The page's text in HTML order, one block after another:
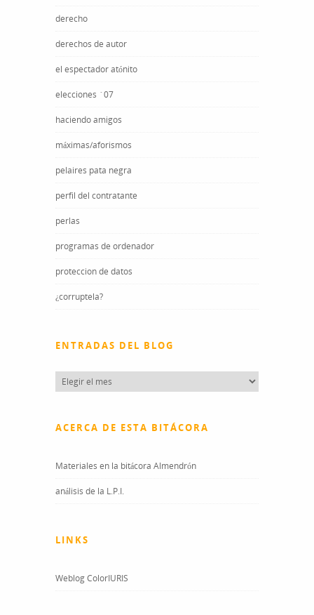
derecho
derechos de autor
el espectador atónito
elecciones ´07
haciendo amigos
máximas/aforismos
pelaires pata negra
perfil del contratante
perlas
programas de ordenador
proteccion de datos
¿corruptela?
ENTRADAS DEL BLOG
Entradas
del
ACERCA DE ESTA BITÁCORA
Materiales en la bitácora Almendrón
análisis de la L.P.I.
LINKS
Weblog ColorIURIS